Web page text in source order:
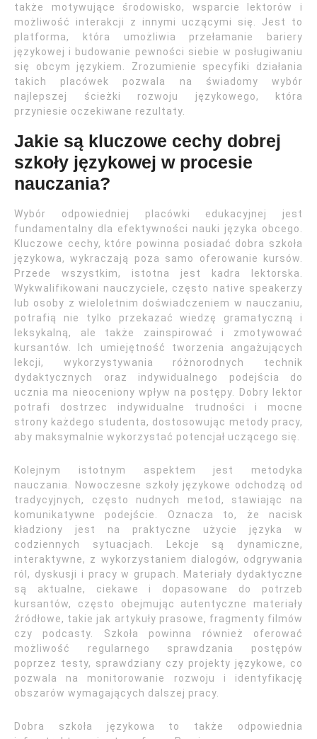
także motywujące środowisko, wsparcie lektorów i
możliwość interakcji z innymi uczącymi się. Jest to
platforma, która umożliwia przełamanie bariery
językowej i budowanie pewności siebie w posługiwaniu
się obcym językiem. Zrozumienie specyfiki działania
takich placówek pozwala na świadomy wybór
najlepszej ścieżki rozwoju językowego, która
przyniesie oczekiwane rezultaty.
Jakie są kluczowe cechy dobrej
szkoły językowej w procesie
nauczania?
Wybór odpowiedniej placówki edukacyjnej jest
fundamentalny dla efektywności nauki języka obcego.
Kluczowe cechy, które powinna posiadać dobra szkoła
językowa, wykraczają poza samo oferowanie kursów.
Przede wszystkim, istotna jest kadra lektorska.
Wykwalifikowani nauczyciele, często native speakerzy
lub osoby z wieloletnim doświadczeniem w nauczaniu,
potrafią nie tylko przekazać wiedzę gramatyczną i
leksykalną, ale także zainspirować i zmotywować
kursantów. Ich umiejętność tworzenia angażujących
lekcji, wykorzystywania różnorodnych technik
dydaktycznych oraz indywidualnego podejścia do
ucznia ma nieoceniony wpływ na postępy. Dobry lektor
potrafi dostrzec indywidualne trudności i mocne
strony każdego studenta, dostosowując metody pracy,
aby maksymalnie wykorzystać potencjał uczącego się.
Kolejnym istotnym aspektem jest metodyka
nauczania. Nowoczesne szkoły językowe odchodzą od
tradycyjnych, często nudnych metod, stawiając na
komunikatywne podejście. Oznacza to, że nacisk
kładziony jest na praktyczne użycie języka w
codziennych sytuacjach. Lekcje są dynamiczne,
interaktywne, z wykorzystaniem dialogów, odgrywania
ról, dyskusji i pracy w grupach. Materiały dydaktyczne
są aktualne, ciekawe i dopasowane do potrzeb
kursantów, często obejmując autentyczne materiały
źródłowe, takie jak artykuły prasowe, fragmenty filmów
czy podcasty. Szkoła powinna również oferować
możliwość regularnego sprawdzania postępów
poprzez testy, sprawdziany czy projekty językowe, co
pozwala na monitorowanie rozwoju i identyfikację
obszarów wymagających dalszej pracy.
Dobra szkoła językowa to także odpowiednia